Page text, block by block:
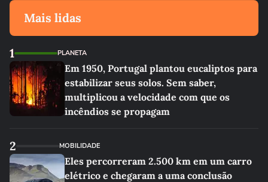
Mais lidas
1 PLANETA
Em 1950, Portugal plantou eucaliptos para
estabilizar seus solos. Sem saber,
multiplicou a velocidade com que os
incêndios se propagam
2 MOBILIDADE
Eles percorreram 2.500 km em um carro
elétrico e chegaram a uma conclusão